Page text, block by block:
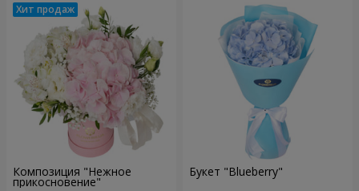
Композиция "Нежное
прикосновение"
Букет "Blueberry"